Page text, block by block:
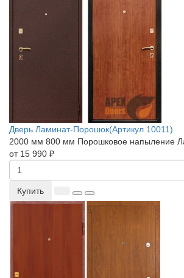
Дверь Ламинат-Порошок(Артикул 10011)
2000 мм 800 мм Порошковое напыление
от 15 990 ₽
Купить